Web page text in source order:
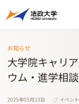
お知らせ
大学院キャリ
ウム・進学相
2025年05月23日 イベン